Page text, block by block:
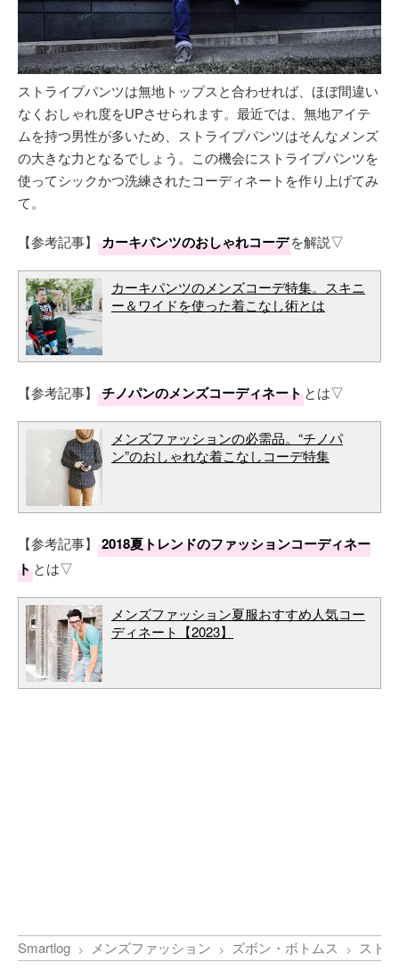
ストライプパンツは無地トップスと合わせれば、ほぼ間違い
なくおしゃれ度をUPさせられます。最近では、無地アイテ
ムを持つ男性が多いため、ストライプパンツはそんなメンズ
の大きな力となるでしょう。この機会にストライプパンツを
使ってシックかつ洗練されたコーディネートを作り上げてみ
て。
【参考記事】 カーキパンツのおしゃれコーデを解説▽
カーキパンツのメンズコーデ特集。スキニ
ー＆ワイドを使った着こなし術とは
【参考記事】 チノパンのメンズコーディネートとは▽
メンズファッションの必需品。“チノパ
ン”のおしゃれな着こなしコーデ特集
【参考記事】
2018夏トレンドのファッションコーディネー
トとは▽
メンズファッション夏服おすすめ人気コー
ディネート【2023】
Smartlog メンズファッション ズボン・ボトムス スト